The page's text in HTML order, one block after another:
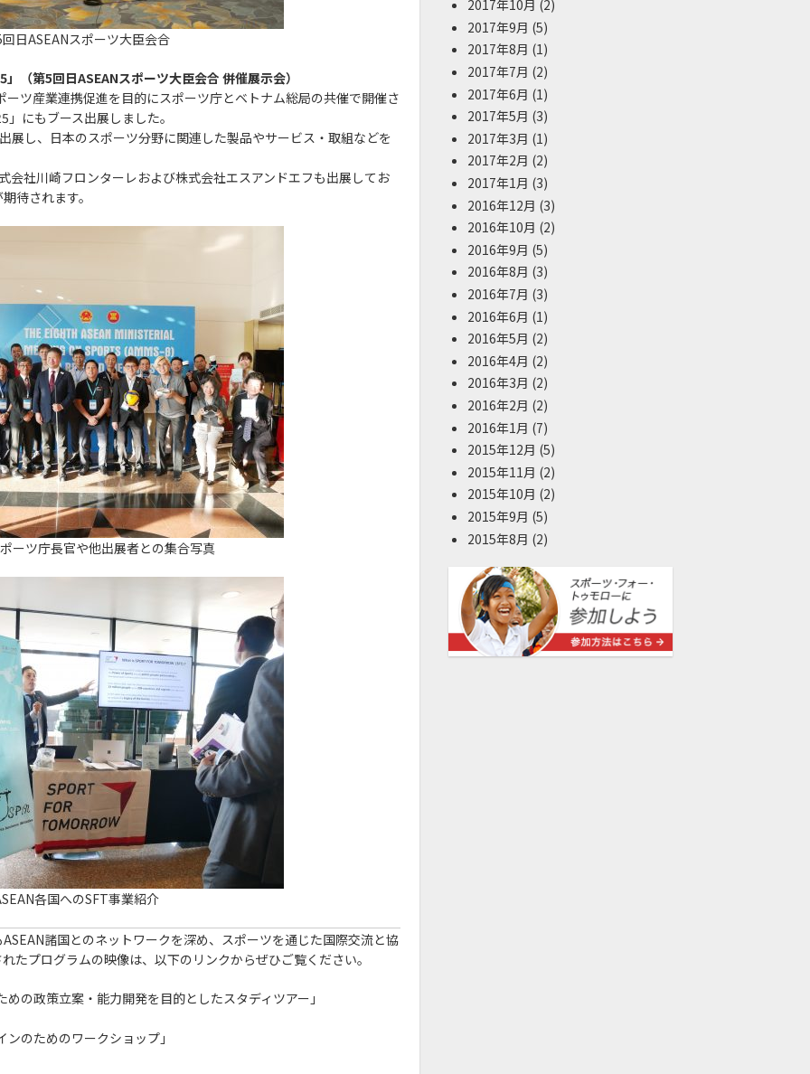
日ASEANスポーツ大臣会合
第5回日ASEANスポーツ大臣会合 併催展示会）
ツ産業連携促進を目的にスポーツ庁とベトナム総局の共催で開催さ
にもブース出展しました。
展し、日本のスポーツ分野に関連した製品やサービス・取組などを
会社川崎フロンターレおよび株式会社エスアンドエフも出展してお
待されます。
ーツ庁長官や他出展者との集合写真
各国へのSFT事業紹介
諸国とのネットワークを深め、スポーツを通じた国際交流と協
たプログラムの映像は、以下のリンクからぜひご覧ください。
の政策立案・能力開発を目的としたスタディツアー」
のためのワークショップ」
2017年10月 (2)
2017年9月 (5)
2017年8月 (1)
2017年7月 (2)
2017年6月 (1)
2017年5月 (3)
2017年3月 (1)
2017年2月 (2)
2017年1月 (3)
2016年12月 (3)
2016年10月 (2)
2016年9月 (5)
2016年8月 (3)
2016年7月 (3)
2016年6月 (1)
2016年5月 (2)
2016年4月 (2)
2016年3月 (2)
2016年2月 (2)
2016年1月 (7)
2015年12月 (5)
2015年11月 (2)
2015年10月 (2)
2015年9月 (5)
2015年8月 (2)